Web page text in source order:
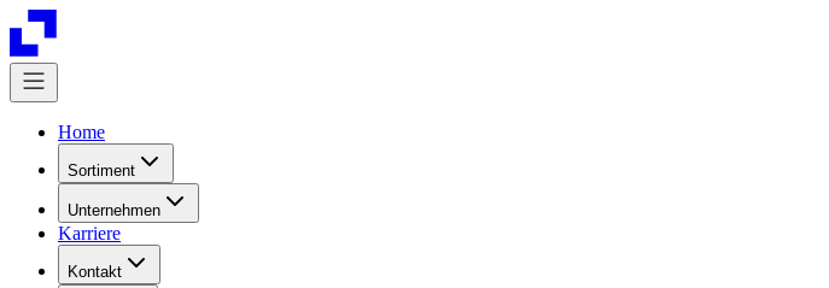
Home
Sortiment
Unternehmen
Karriere
Kontakt